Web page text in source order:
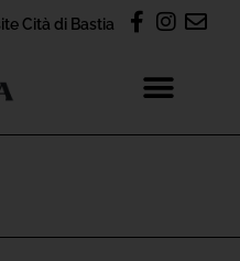
Cità di Bastia